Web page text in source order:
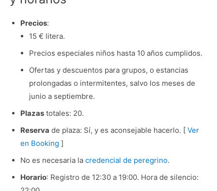
Precios:
15 € litera.
Precios especiales niños hasta 10 años cumplidos.
Ofertas y descuentos para grupos, o estancias
prolongadas o intermitentes, salvo los meses de
junio a septiembre.
Plazastotales: 20.
Reserva de plaza: Sí, y es aconsejable hacerlo. [ Ver
en Booking ]
No es necesaria la credencial de peregrino.
Horario: Registro de 12:30 a 19:00. Hora de silencio: